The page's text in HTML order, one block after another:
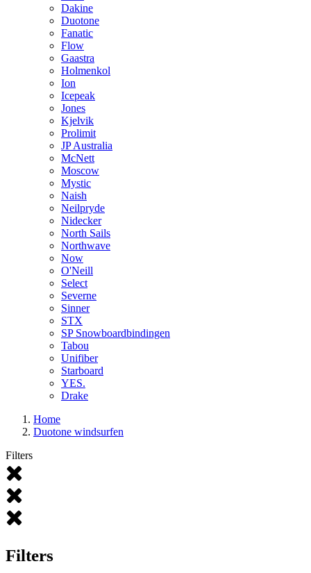
Dakine
Duotone
Fanatic
Flow
Gaastra
Holmenkol
Ion
Icepeak
Jones
Kjelvik
Prolimit
JP Australia
McNett
Moscow
Mystic
Naish
Neilpryde
Nidecker
North Sails
Northwave
Now
O'Neill
Select
Severne
Sinner
STX
SP Snowboardbindingen
Tabou
Unifiber
Starboard
YES.
Drake
Home
Duotone windsurfen
Filters
Filters